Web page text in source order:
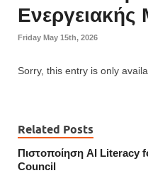
Friday May 15th, 2026
Sorry, this entry is only
Related Posts
Πιστοποίηση AI Literacy
Council